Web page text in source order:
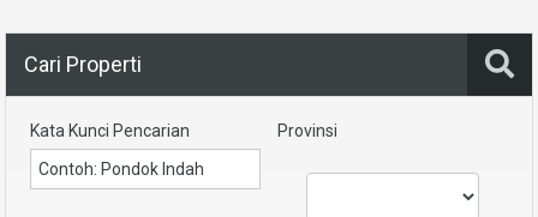
Cari Properti
Kata Kunci Pencarian Provinsi